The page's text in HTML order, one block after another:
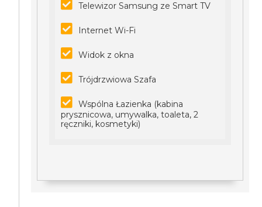
Telewizor Samsung ze Smart TV
Internet Wi-Fi
Widok z okna
Trójdrzwiowa Szafa
Wspólna Łazienka (kabina
prysznicowa, umywalka, toaleta, 2
ręczniki, kosmetyki)